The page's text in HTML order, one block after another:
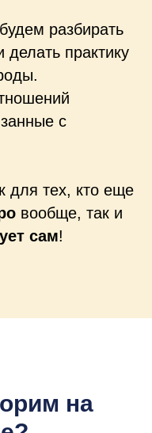
разбирать
делать практику
с
для тех, кто еще
вообще, так и
сам!
на